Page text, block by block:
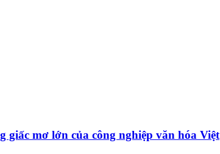
giấc mơ lớn của công nghiệp văn hóa Việt